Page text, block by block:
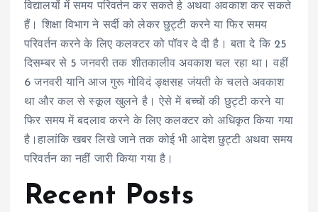
विद्यालयों में समय परिवर्तन कर सकते हे अथवा अवकाश कर सकते
हैं। शिक्षा विभाग ने सर्दी को लेकर छुट्टी करने या फिर समय
परिवर्तन करने के लिए कलक्टर को पॉवर दे दी है। बता दे कि 25
दिसम्बर से 5 जनवरी तक शीतकालीव अवकाश चल रहा था। वहीं
6 जनवरी यानि आज गुरू गोविदं ङ्क्षसह जंयती के चलते अवकाश
था और कल से स्कूल खुलने है। ऐसे में बच्चों की छुट्टी करने या
फिर समय में बदलाव करने के लिए कलक्टर को अधिकृत किया गया
है।हालांकि खबर लिखे जाने तक कोई भी आदेश छुट्टी अथवा समय
परिवर्तन का नहीं जारी किया गया है।
Recent Posts